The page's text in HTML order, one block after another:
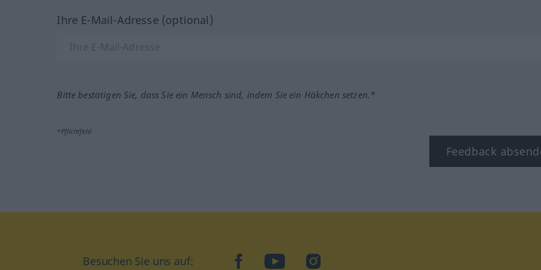
Ihre E-Mail-Adresse (optional)
Bitte bestätigen Sie, dass Sie ein Mensch sind, indem Sie ein Häkchen setzen.*
*Pflichtfeld
Feedback
Besuchen Sie uns auf: facebookYouTubeInstagram